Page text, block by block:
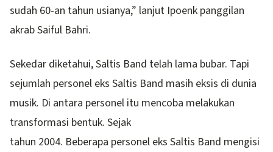
sudah 60-an tahun usianya,” lanjut Ipoenk panggilan
akrab Saiful Bahri.
Sekedar diketahui, Saltis Band telah lama bubar. Tapi
sejumlah personel eks Saltis Band masih eksis di dunia
musik. Di antara personel itu mencoba melakukan
transformasi bentuk. Sejak
tahun 2004. Beberapa personel eks Saltis Band mengisi